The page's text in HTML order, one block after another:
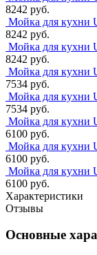
8242 руб.
Мойка для кухни
8242 руб.
Мойка для кухни
8242 руб.
Мойка для кухни
7534 руб.
Мойка для кухни
7534 руб.
Мойка для кухни
6100 руб.
Мойка для кухни
6100 руб.
Мойка для кухни
6100 руб.
Характеристики
Отзывы
Основные